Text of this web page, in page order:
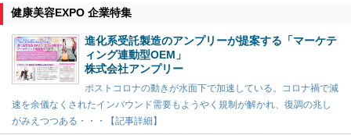
健康美容EXPO 企業特集
進化系受託製造のアンプリーが提案する「マーケテ
ィング連動型OEM」
株式会社アンプリー
ポストコロナの動きが水面下で加速している。コロナ禍で減
速を余儀なくされたインバウンド需要もようやく規制が解かれ、復調の兆し
がみえつつある・・・【記事詳細】